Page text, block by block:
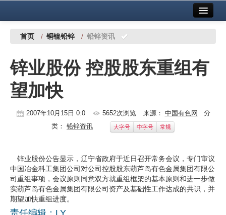
中国有色金属报社主办 广告服务
铜镍铅锌
铝
稀有稀土
科技
镁钛
地矿 建设
首页 / 铜镍铅锌 / 铅锌资讯
锌业股份 控股股东重组有
望加快
2007年10月15日 0:0 5652次浏览 来源： 中国有色网 分
类： 铅锌资讯 大字号 中字号 常规
锌业股份公告显示，辽宁省政府于近日召开常务会议，专门审议
中国冶金科工集团公司对公司控股股东葫芦岛有色金属集团有限公
司重组事项，会议原则同意双方就重组框架的基本原则和进一步做
实葫芦岛有色金属集团有限公司资产及基础性工作达成的共识，并
期望加快重组进度。
责任编辑：LY